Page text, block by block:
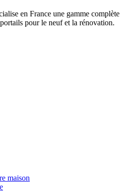
en France une gamme complète
pour le neuf et la rénovation.
maison